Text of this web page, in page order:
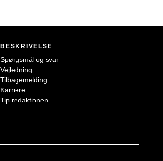
BESKRIVELSE
Spørgsmål og svar
Vejledning
Tilbagemelding
Karriere
Tip redaktionen